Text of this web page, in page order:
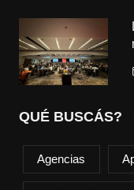
QUÉ BUSCÁS?
Agencias